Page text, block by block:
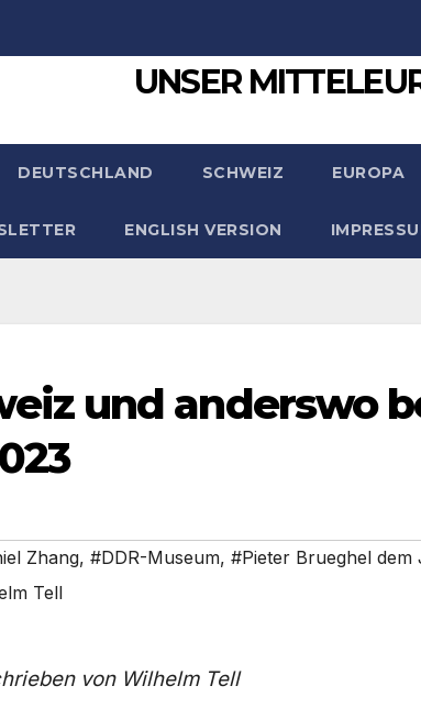
UNSER
DEUTSCHLAND SCHWEIZ EUROPA
ENGLISH VERSION
und anderswo
Zhang, #DDR-Museum, #Pieter Brueghel dem
Tell
von Wilhelm Tell